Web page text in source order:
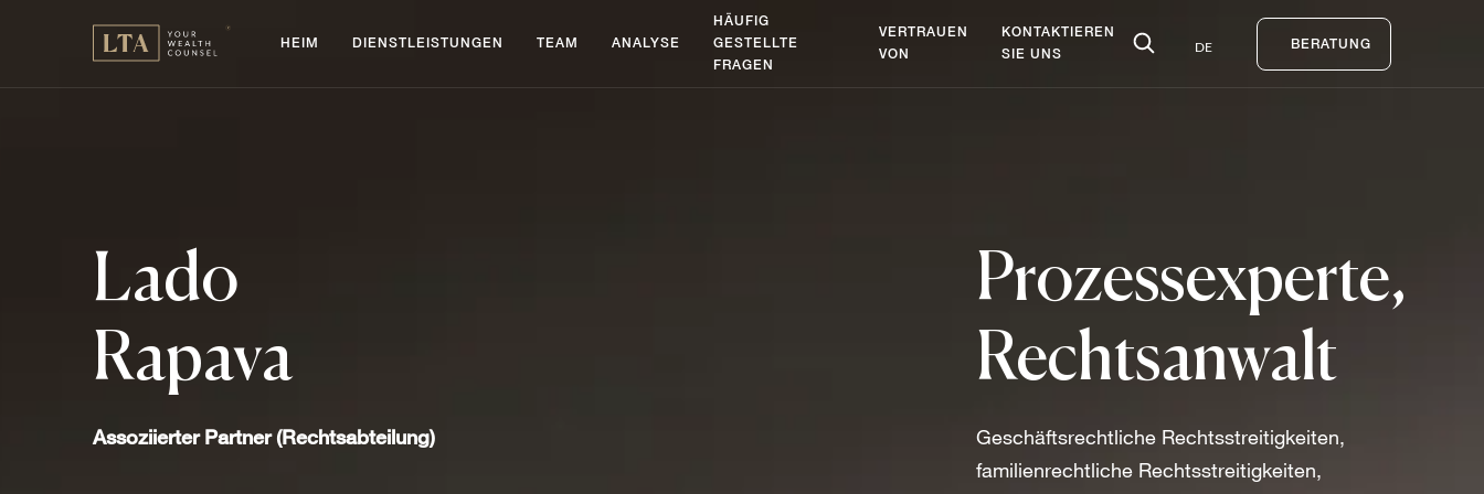
HEIM DIENSTLEISTUNGEN TEAM ANALYSE
HÄUFIG
GESTELLTE
FRAGEN
VERTRAUEN
VON
KONTAKTIEREN
SIE UNS
DE BERATUNG
Lado
Rapava
Assoziierter Partner (Rechtsabteilung)
Prozessexperte,
Rechtsanwalt
Geschäftsrechtliche Rechtsstreitigkeiten,
familienrechtliche Rechtsstreitigkeiten,